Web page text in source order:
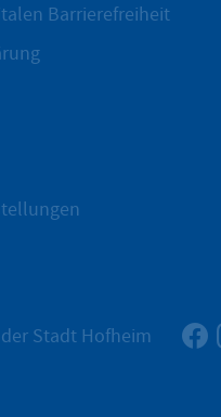
Barrierefreiheit
Stadt Hofheim